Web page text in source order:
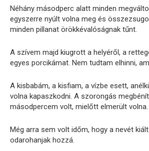
Néhány másodperc alatt minden
egyszerre nyúlt volna meg és
minden pillanat örökkévalóságnak tűnt.
A szívem majd kiugrott a helyéről, a
egyes porcikámat. Nem tudtam elhinni,
A kisbabám, a kisfiam, a vízbe esett,
volna kapaszkodni. A szorongás
másodpercem volt, mielőtt elmerült volna.
Még arra sem volt időm, hogy a nevét
odarohanjak hozzá.